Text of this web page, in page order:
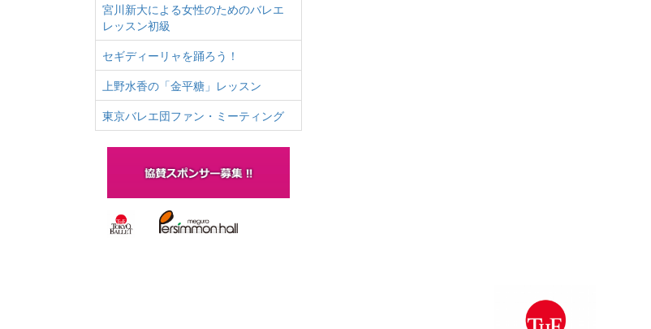
宮川新大による女性のためのバレエ
レッスン初級
セギディーリャを踊ろう！
上野水香の「金平糖」レッスン
東京バレエ団ファン・ミーティング